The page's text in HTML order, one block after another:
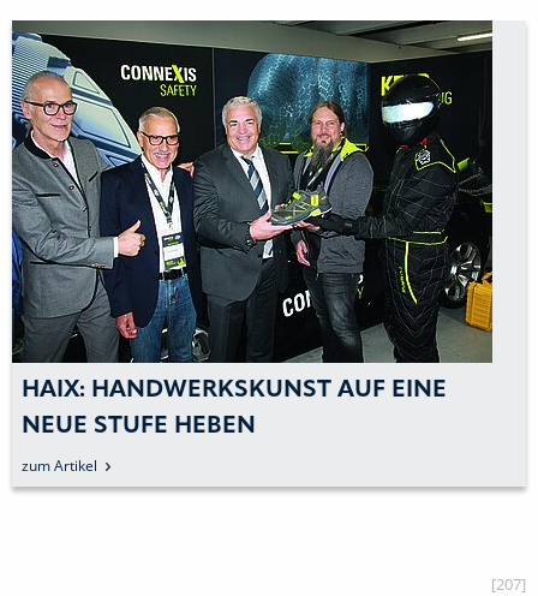
HAIX: HANDWERKSKUNST AUF EINE
NEUE STUFE HEBEN
zum Artikel
[207]